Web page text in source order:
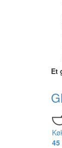
Et
45